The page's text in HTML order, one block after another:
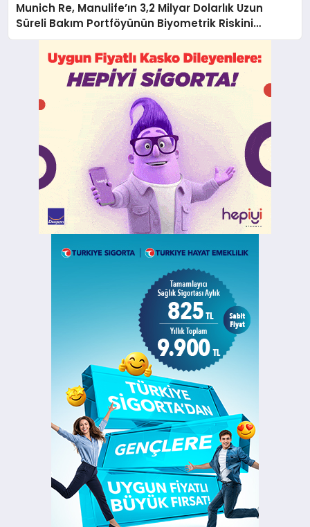
Munich Re, Manulife’ın 3,2 Milyar Dolarlık Uzun
Süreli Bakım Portföyünün Biyometrik Riskini
Üstleniyor